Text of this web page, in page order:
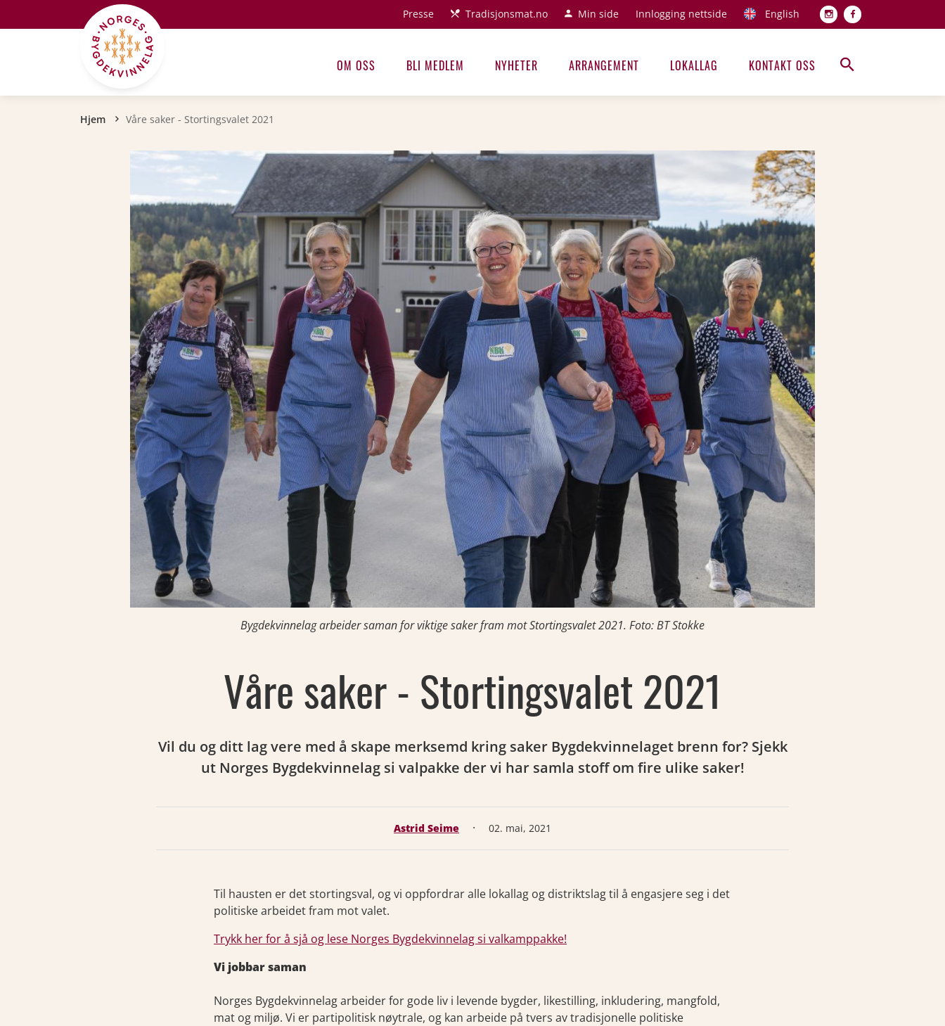
Hopp til hovedinnhold
Topp
Presse Tradisjonsmat.no Min side Innlogging nettside English
Hovedmeny
OM OSS BLI MEDLEM NYHETER ARRANGEMENT LOKALLAG KONTAKT OSS
Navigasjonssti
Hjem Våre saker - Stortingsvalet 2021
Bygdekvinnelag arbeider saman for viktige saker fram mot Stortingsvalet 2021. Foto: BT Stokke
Våre saker - Stortingsvalet 2021
Vil du og ditt lag vere med å skape merksemd kring saker Bygdekvinnelaget brenn for? Sjekk
ut Norges Bygdekvinnelag si valpakke der vi har samla stoff om fire ulike saker!
Astrid Seime · 02. mai, 2021
Til hausten er det stortingsval, og vi oppfordrar alle lokallag og distriktslag til å engasjere seg i det
politiske arbeidet fram mot valet.
Trykk her for å sjå og lese Norges Bygdekvinnelag si valkamppakke!
Vi jobbar saman
Norges Bygdekvinnelag arbeider for gode liv i levende bygder, likestilling, inkludering, mangfold,
mat og miljø. Vi er partipolitisk nøytrale, og kan arbeide på tvers av tradisjonelle politiske